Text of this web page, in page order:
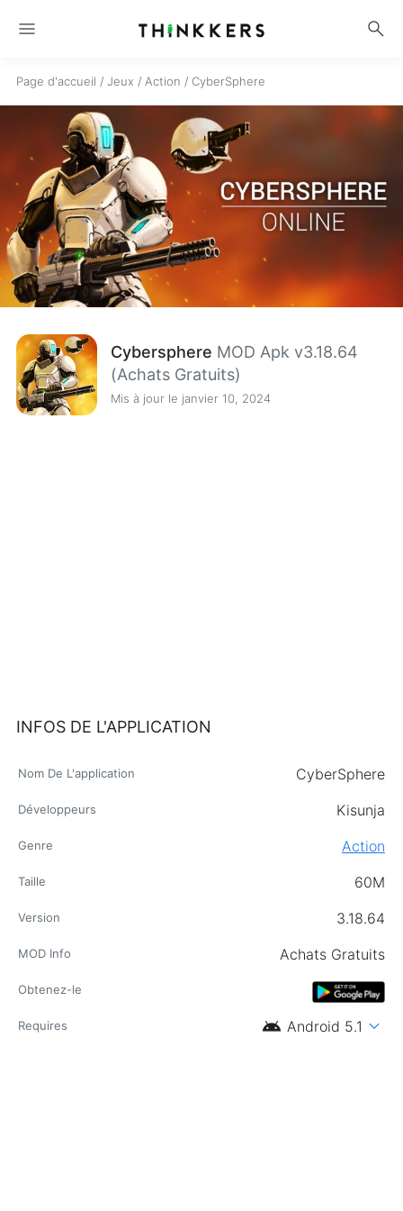
menu search
Page d'accueil / Jeux / Action / CyberSphere
Cybersphere MOD Apk v3.18.64
(Achats Gratuits)
Mis à jour le janvier 10, 2024
INFOS DE L'APPLICATION
Nom De L'application CyberSphere
Développeurs Kisunja
Genre Action
Taille 60M
Version 3.18.64
MOD Info Achats Gratuits
Obtenez-le
Requires android Android 5.1 expand_more